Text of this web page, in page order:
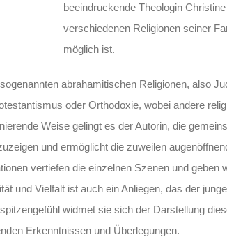
beeindruckende Theologin
verschiedenen Religionen seiner
möglich ist.
abrahamitischen Religionen, also
oder Orthodoxie, wobei andere
Weise gelingt es der Autorin, die
und ermöglicht die zuweilen
vertiefen die einzelnen Szenen und geben
und Vielfalt ist auch ein Anliegen, das der
widmet sie sich der Darstellung
Erkenntnissen und Überlegungen.